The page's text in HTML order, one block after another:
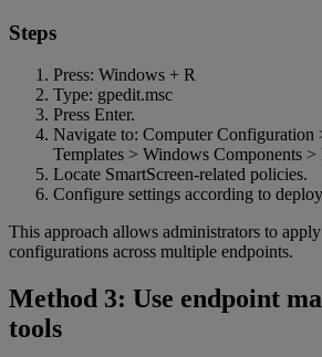
Steps
Press: Windows + R
Type: gpedit.msc
Press Enter.
Navigate to: Computer Configuration
Templates > Windows Components
Locate SmartScreen-related policies.
Configure settings according to
This approach allows administrators to
configurations across multiple endpoints.
Method 3: Use endpoint
tools